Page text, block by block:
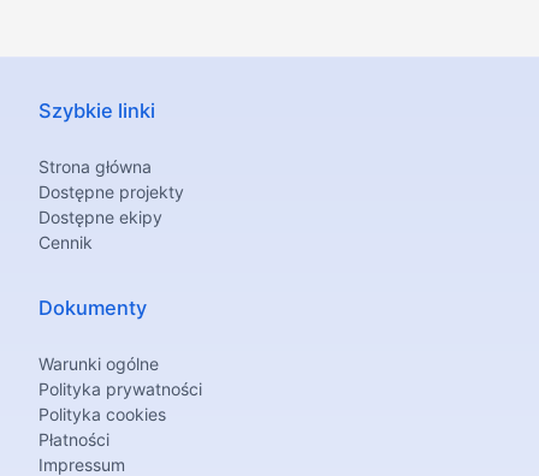
Szybkie linki
Strona główna
Dostępne projekty
Dostępne ekipy
Cennik
Dokumenty
Warunki ogólne
Polityka prywatności
Polityka cookies
Płatności
Impressum